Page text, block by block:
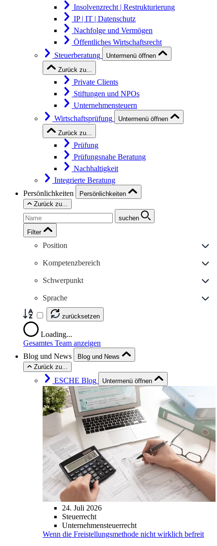
Insolvenzrecht | Restrukturierung
IP | IT | Datenschutz
Nachfolge und Vermögen
Öffentliches Wirtschaftsrecht
Steuerberatung
Untermenü öffnen
Zurück zu...
Private Clients
Stiftungen und NPOs
Unternehmensteuern
Wirtschaftsprüfung
Untermenü öffnen
Zurück zu...
Prüfung
Prüfungsnahe Beratung
Nachhaltigkeit
Integrierte Beratung
Persönlichkeiten
Persönlichkeiten
Zurück zu...
suchen
Filter
Position
Kompetenzbereich
Schwerpunkt
Sprache
zurücksetzen
Loading...
Gesamtes Team anzeigen
Blog und News
Blog und News
Zurück zu...
ESCHE Blog Untermenü öffnen
24. Juli 2026
Steuerrecht
Unternehmensteuerrecht
Wenn die Freistellungsmethode nicht wirklich befreit